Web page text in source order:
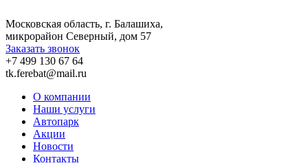
Московская область, г. Балашиха,
микрорайон Северный, дом 57
Заказать звонок
+7 499 130 67 64
tk.ferebat@mail.ru
О компании
Наши услуги
Автопарк
Акции
Новости
Контакты